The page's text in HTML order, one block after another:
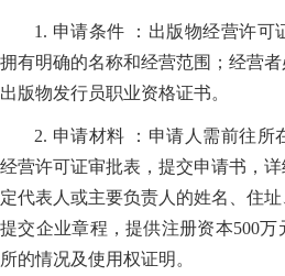
1. 申请条件 ：出版物经营许可
拥有明确的名称和经营范围；经营
出版物发行员职业资格证书。
2. 申请材料 ：申请人需前往所
经营许可证审批表，提交申请书，
定代表人或主要负责人的姓名、住
提交企业章程，提供注册资本500
所的情况及使用权证明。